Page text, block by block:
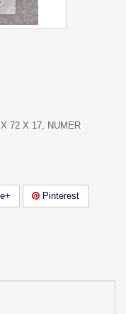
72 X 17, NUMER
Pinterest